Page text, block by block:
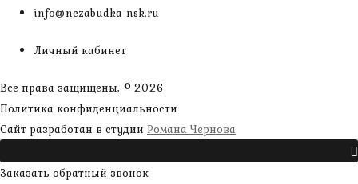
info@nezabudka-nsk.ru
Личный кабинет
Все права защищены, © 2026
Политика конфиденциальности
Сайт разработан в студии Романа Чернова
Заказать обратный звонок